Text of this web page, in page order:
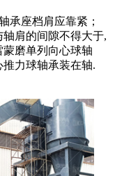
承座档肩应靠紧；
肩的间隙不得大于,
磨单列向心球轴
力球轴承装在轴.